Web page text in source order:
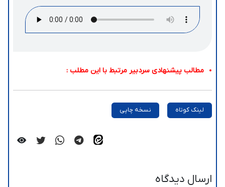
مطالب پیشنهادی سردبیر مرتبط با این مطلب :
لینک کوتاه نسخه چاپی
ارسال دیدگاه